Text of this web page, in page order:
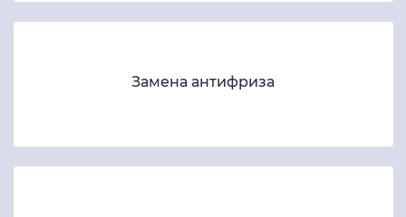
Замена антифриза